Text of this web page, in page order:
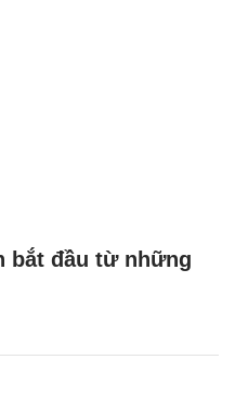
bắt đầu từ những